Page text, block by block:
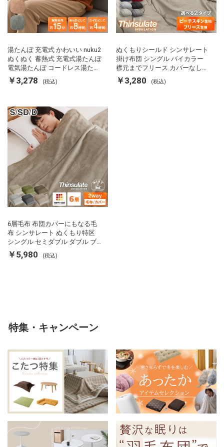
湯たんぽ 充電式 かわいい nuku2
ぬくぬく 蓄熱式 充電式湯たんぽ
電気湯たんぽ コードレス湯たん
ぽ エコ 節電 節約 省エネ 充電式
エコ電気あんか EWT-2143 スリ
￥3,278 (税込)
ぬくもりシールド シンサレート
掛け布団 シングル バイカラー
襟元までフリース カバーなしで
使える 軽い 丸洗い 断熱 保温 抗
菌防臭 洗える 防ダニ 軽量 ホコ
￥3,280 (税込)
6層毛布 布団カバーにもなる毛
布 シンサレート ぬくもり特区
シングル セミダブル ダブル ブ
ランケット 掛け布団カバー フラ
ンネル 保温 蓄熱 吸湿 発熱 断熱
￥5,980 (税込)
特集・キャンペーン